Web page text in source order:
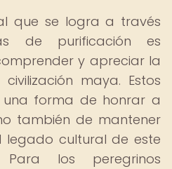
que se logra a través
de purificación es
y apreciar la
maya. Estos
una forma de honrar a
también de mantener
legado cultural de este
Para los peregrinos